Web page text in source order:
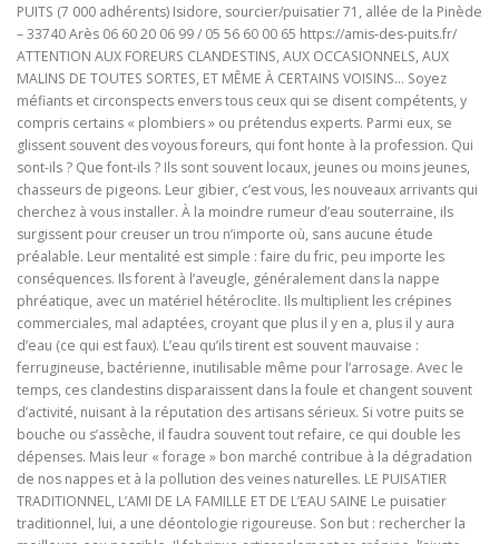
PUITS (7 000 adhérents) Isidore, sourcier/puisatier 71, allée de la Pinède
– 33740 Arès 06 60 20 06 99 / 05 56 60 00 65 https://amis-des-puits.fr/
ATTENTION AUX FOREURS CLANDESTINS, AUX OCCASIONNELS, AUX
MALINS DE TOUTES SORTES, ET MÊME À CERTAINS VOISINS… Soyez
méfiants et circonspects envers tous ceux qui se disent compétents, y
compris certains « plombiers » ou prétendus experts. Parmi eux, se
glissent souvent des voyous foreurs, qui font honte à la profession. Qui
sont-ils ? Que font-ils ? Ils sont souvent locaux, jeunes ou moins jeunes,
chasseurs de pigeons. Leur gibier, c’est vous, les nouveaux arrivants qui
cherchez à vous installer. À la moindre rumeur d’eau souterraine, ils
surgissent pour creuser un trou n’importe où, sans aucune étude
préalable. Leur mentalité est simple : faire du fric, peu importe les
conséquences. Ils forent à l’aveugle, généralement dans la nappe
phréatique, avec un matériel hétéroclite. Ils multiplient les crépines
commerciales, mal adaptées, croyant que plus il y en a, plus il y aura
d’eau (ce qui est faux). L’eau qu’ils tirent est souvent mauvaise :
ferrugineuse, bactérienne, inutilisable même pour l’arrosage. Avec le
temps, ces clandestins disparaissent dans la foule et changent souvent
d’activité, nuisant à la réputation des artisans sérieux. Si votre puits se
bouche ou s’assèche, il faudra souvent tout refaire, ce qui double les
dépenses. Mais leur « forage » bon marché contribue à la dégradation
de nos nappes et à la pollution des veines naturelles. LE PUISATIER
TRADITIONNEL, L’AMI DE LA FAMILLE ET DE L’EAU SAINE Le puisatier
traditionnel, lui, a une déontologie rigoureuse. Son but : rechercher la